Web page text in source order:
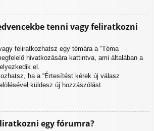
tenni vagy feliratkozni
feliratkozhatsz egy témára a “Téma
hivatkozására kattintva, ami általában a
el.
ha a “Értesítést kérek új válasz
küldesz új hozzászólást.
egy fórumra?